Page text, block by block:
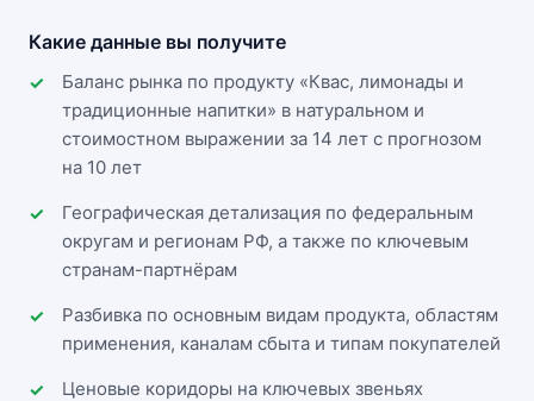
Какие данные вы получите
Баланс рынка по продукту «Квас, лимонады и
традиционные напитки» в натуральном и
стоимостном выражении за 14 лет с прогнозом
на 10 лет
Географическая детализация по федеральным
округам и регионам РФ, а также по ключевым
странам-партнёрам
Разбивка по основным видам продукта, областям
применения, каналам сбыта и типам покупателей
Ценовые коридоры на ключевых звеньях